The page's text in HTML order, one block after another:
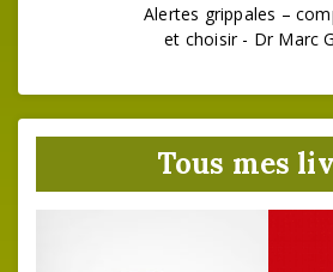
Alertes grippales –
et choisir - Dr Marc
Tous mes